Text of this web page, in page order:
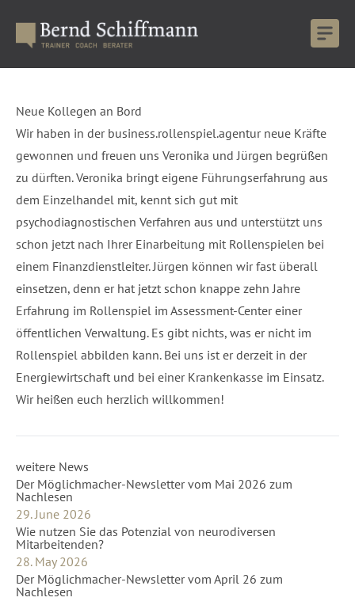
Neue Kollegen an Bord
Wir haben in der business.rollenspiel.agentur neue Kräfte
gewonnen und freuen uns Veronika und Jürgen begrüßen
zu dürften. Veronika bringt eigene Führungserfahrung aus
dem Einzelhandel mit, kennt sich gut mit
psychodiagnostischen Verfahren aus und unterstützt uns
schon jetzt nach Ihrer Einarbeitung mit Rollenspielen bei
einem Finanzdienstleiter. Jürgen können wir fast überall
einsetzen, denn er hat jetzt schon knappe zehn Jahre
Erfahrung im Rollenspiel im Assessment-Center einer
öffentlichen Verwaltung. Es gibt nichts, was er nicht im
Rollenspiel abbilden kann. Bei uns ist er derzeit in der
Energiewirtschaft und bei einer Krankenkasse im Einsatz.
Wir heißen euch herzlich willkommen!
weitere News
Der Möglichmacher-Newsletter vom Mai 2026 zum
Nachlesen
29. June 2026
Wie nutzen Sie das Potenzial von neurodiversen
Mitarbeitenden?
28. May 2026
Der Möglichmacher-Newsletter vom April 26 zum
Nachlesen